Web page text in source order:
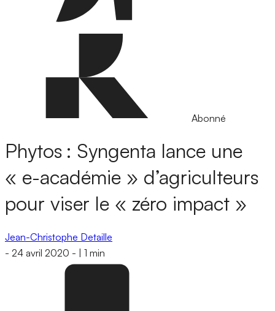
Abonné
Phytos : Syngenta lance une
« e-académie » d’agriculteurs
pour viser le « zéro impact »
Jean-Christophe Detaille
- 24 avril 2020 - 1 min